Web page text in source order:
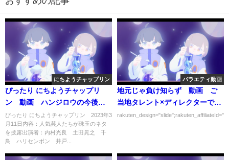
にちようチャップリン
ぴったり にちようチャップリ
ン 動画 ハンジロウの今後を
考える 3月11日
ぴったり にちようチャップリン 2023年3
月11日内容：人気芸人たちが珠玉のネタ
を披露出演者：内村光良 土田晃之 千
鳥 ハリセンボン 井戸...
バラエティ動画
地元じゃ負け知らず 動画 ご
当地タレント×ディレクターで作
った最強映像GP 3月29日